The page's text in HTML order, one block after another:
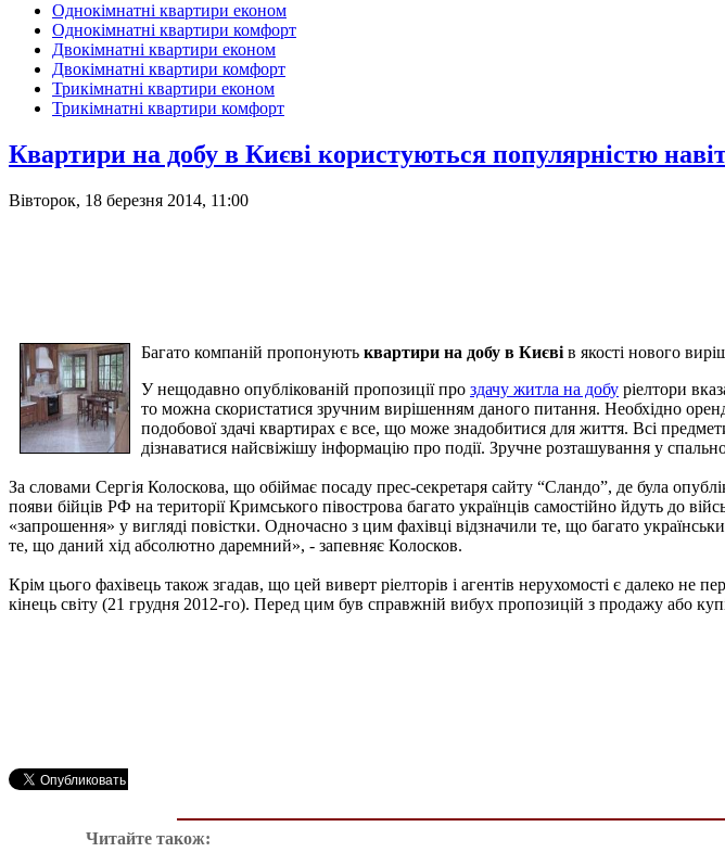
Однокімнатні квартири економ
Однокімнатні квартири комфорт
Двокімнатні квартири економ
Двокімнатні квартири комфорт
Трикімнатні квартири економ
Трикімнатні квартири комфорт
Квартири на добу в Києві користуються популярністю
Вівторок, 18 березня 2014, 11:00
Багато компаній пропонують квартири на добу в Києві в якості нового
У нещодавно опублікованій пропозиції про здачу житла на добу ріелтори
то можна скористатися зручним вирішенням даного питання. Необхідно
подобової здачі квартирах є все, що може знадобитися для життя. Всі
дізнаватися найсвіжішу інформацію про події. Зручне розташування у
За словами Сергія Колоскова, що обіймає посаду прес-секретаря сайту “Сландо”, де була
появи бійців РФ на території Кримського півострова багато українців самостійно йдуть до
«запрошення» у вигляді повістки. Одночасно з цим фахівці відзначили те, що багато
те, що даний хід абсолютно даремний», - запевняє Колосков.
Крім цього фахівець також згадав, що цей виверт ріелторів і агентів нерухомості є далеко
кінець світу (21 грудня 2012-го). Перед цим був справжній вибух пропозицій з продажу або
Читайте також: